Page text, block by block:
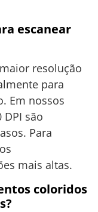
escanear
resolução
para
Em nossos
são
Para
mais altas.
coloridos